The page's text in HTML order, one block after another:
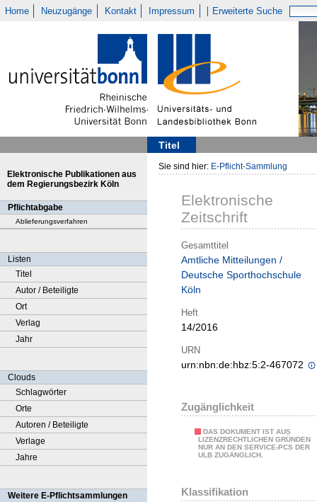
Home Neuzugänge Kontakt Impressum Erweiterte Suche
Titel
Elektronische Publikationen aus
dem Regierungsbezirk Köln
Pflichtabgabe
Ablieferungsverfahren
Listen
Titel
Autor / Beteiligte
Ort
Verlag
Jahr
Clouds
Schlagwörter
Orte
Autoren / Beteiligte
Verlage
Jahre
Weitere E-Pflichtsammlungen
Sie sind hier: E-Pflicht-Sammlung
Elektronische
Zeitschrift
Gesamttitel
Amtliche Mitteilungen /
Deutsche Sporthochschule
Köln
Heft
14/2016
URN
urn:nbn:de:hbz:5:2-467072
Zugänglichkeit
DAS DOKUMENT IST AUS
LIZENZRECHTLICHEN GRÜNDEN
NUR AN DEN SERVICE-PCS DER
ULB ZUGÄNGLICH.
Klassifikation